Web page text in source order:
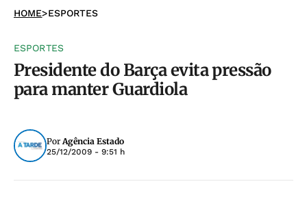
HOME>ESPORTES
ESPORTES
Presidente do Barça evita pressão
para manter Guardiola
PorAgência Estado
25/12/2009 - 9:51 h